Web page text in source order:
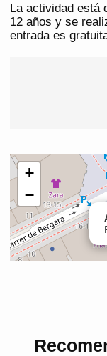
La actividad está
12 años y se
entrada es